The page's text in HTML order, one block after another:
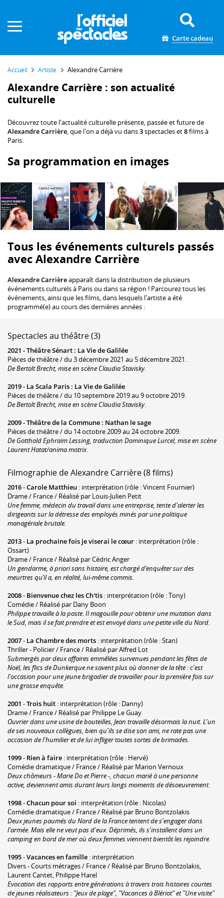
Carte cadeau
Accueil Artiste Alexandre Carrière
Alexandre Carrière : son actualité
culturelle
Découvrez toute l'actualité culturelle présente, passée et future de
Alexandre Carrière, que l'on a déjà vu dans3spectacles et8films à
Paris.
Sa programmation en images
Tous les événements culturels passés
avec Alexandre Carrière
Alexandre Carrièreapparaît dans la distribution de plusieurs
événements culturels à Paris ou dans sa région ! Parcourez tous les
événements, ainsi que les films, dans lesquels l'artiste a été
programmé(e) au cours des dernières années :
Spectacles au théâtre (3)
2021 -Théâtre Sénart : La Vie de Galilée
Pièces de théâtre / du 3 décembre 2021 au 5 décembre 2021.
De Bertolt Brecht, mise en scène Claudia Stavisky.
2019 - La Scala Paris : La Vie de Galilée
Pièces de théâtre / du 10 septembre 2019 au 9 octobre 2019.
De Bertolt Brecht, mise en scène Claudia Stavisky.
2009 -Théâtre de la Commune : Nathan le sage
Pièces de théâtre / du 14 octobre 2009 au 24 octobre 2009.
De Gotthold Ephraïm Lessing, traduction Dominique Lurcel, mise en scène
Laurent Hatat/anima motrix.
Filmographie de Alexandre Carrière (8 films)
2016-Carole Matthieu : interprétation (rôle : Vincent Fournier)
Drame / France / Réalisé par Louis-Julien Petit
Une femme, médecin du travail dans une entreprise, tente d'alerter les
dirigeants sur la détresse des employés minés par une politique
managériale brutale.
2013- La prochaine fois je viserai le cœur : interprétation (rôle :
Ossart)
Drame / France / Réalisé par Cédric Anger
Un gendarme, à priori sans histoire, est chargé d’enquêter sur des
meurtres qu’il a, en réalité, lui-même commis.
2008- Bienvenue chez les Ch'tis : interprétation (rôle : Tony)
Comédie / Réalisé par Dany Boon
Philippe travaille à la poste. Il magouille pour obtenir une mutation dans
le Sud, mais il se fait prendre et est envoyé dans une petite ville du Nord.
2007- La Chambre des morts : interprétation (rôle : Stan)
Thriller - Policier / France / Réalisé par Alfred Lot
Submergés par deux affaires emmêlées survenues pendant les fêtes de
Noël, les flics de Dunkerque ne savent plus où donner de la tête : c'est
l'occasion pour une jeune brigadier de travailler pour la première fois sur
une grosse enquête.
2001 -Trois huit : interprétation (rôle : Danny)
Drame / France / Réalisé par Philippe Le Guay
Ouvrier dans une usine de bouteilles, Jean travaille désormais la nuit. L'un
de ses nouveaux collègues, bien qu'ils se dise son ami, ne rate pas une
occasion de l'humilier et de lui infliger toutes sortes de brimades.
1999- Rien à faire : interprétation (rôle : Hervé)
Comédie dramatique / France / Réalisé par Marion Vernoux
Deux chômeurs - Marie Do et Pierre -, chacun marié à une personne
active, deviennent amis durant leurs longs moments de désoeuvrement.
1998-Chacun pour soi : interprétation (rôle : Nicolas)
Comédie dramatique / France / Réalisé par Bruno Bontzolakis
Deux jeunes paumés du Nord de la France tentent de s'engager dans
l'armée. Mais elle ne veut pas d'eux. Déprimés, ils s'installent dans un
camping en bord de mer où deux femmes viennent bientôt les rejoindre.
1995-Vacances en famille : interprétation
Divers - Courts métrages / France / Réalisé par Bruno Bontzolakis,
Laurent Cantet, Philippe Harel
Evocation des rapports entre générations à travers trois histoires courtes
de jeunes réalisateurs : "Jeux de plage", "Vacances à Blériot" et "Une visite"